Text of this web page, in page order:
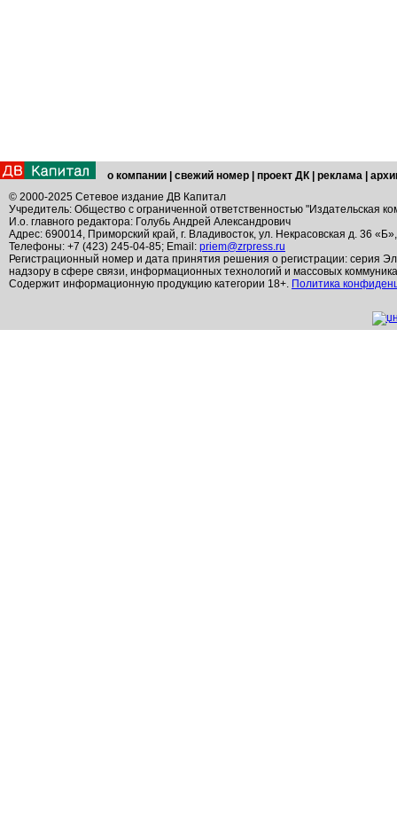
о компании свежий номер проект ДК реклама
© 2000-2025 Сетевое издание ДВ Капитал
Учредитель: Общество с ограниченной ответственностью "Издательская
И.о. главного редактора: Голубь Андрей Александрович
Адрес: 690014, Приморский край, г. Владивосток, ул. Некрасовская д. 36
Телефоны: +7 (423) 245-04-85; Email: priem@zrpress.ru
Регистрационный номер и дата принятия решения о регистрации: серия
надзору в сфере связи, информационных технологий и массовых
Содержит информационную продукцию категории 18+. Политика